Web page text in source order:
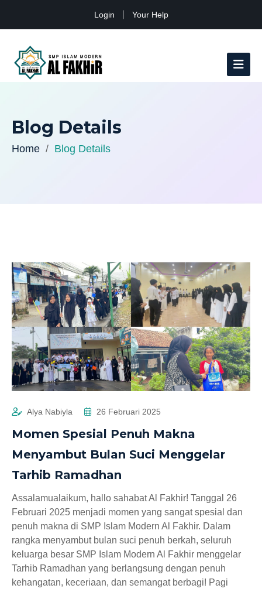
Login Your Help
Blog Details
Home Blog Details
Alya Nabiyla 26 Februari 2025
Momen Spesial Penuh Makna
Menyambut Bulan Suci Menggelar
Tarhib Ramadhan
Assalamualaikum, hallo sahabat Al Fakhir! Tanggal 26
Februari 2025 menjadi momen yang sangat spesial dan
penuh makna di SMP Islam Modern Al Fakhir. Dalam
rangka menyambut bulan suci penuh berkah, seluruh
keluarga besar SMP Islam Modern Al Fakhir menggelar
Tarhib Ramadhan yang berlangsung dengan penuh
kehangatan, keceriaan, dan semangat berbagi! Pagi